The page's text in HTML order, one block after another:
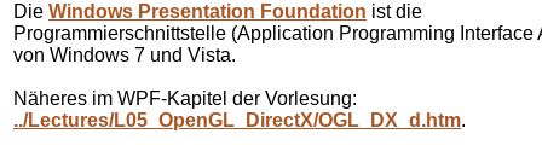
Die Windows Presentation Foundation ist die
Programmierschnittstelle (Application Programming Interface
von Windows 7 und Vista.
Näheres im WPF-Kapitel der Vorlesung:
../Lectures/L05_OpenGL_DirectX/OGL_DX_d.htm.